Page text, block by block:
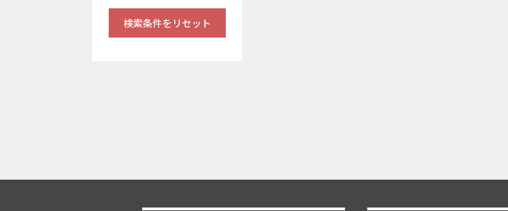
検索条件をリセット